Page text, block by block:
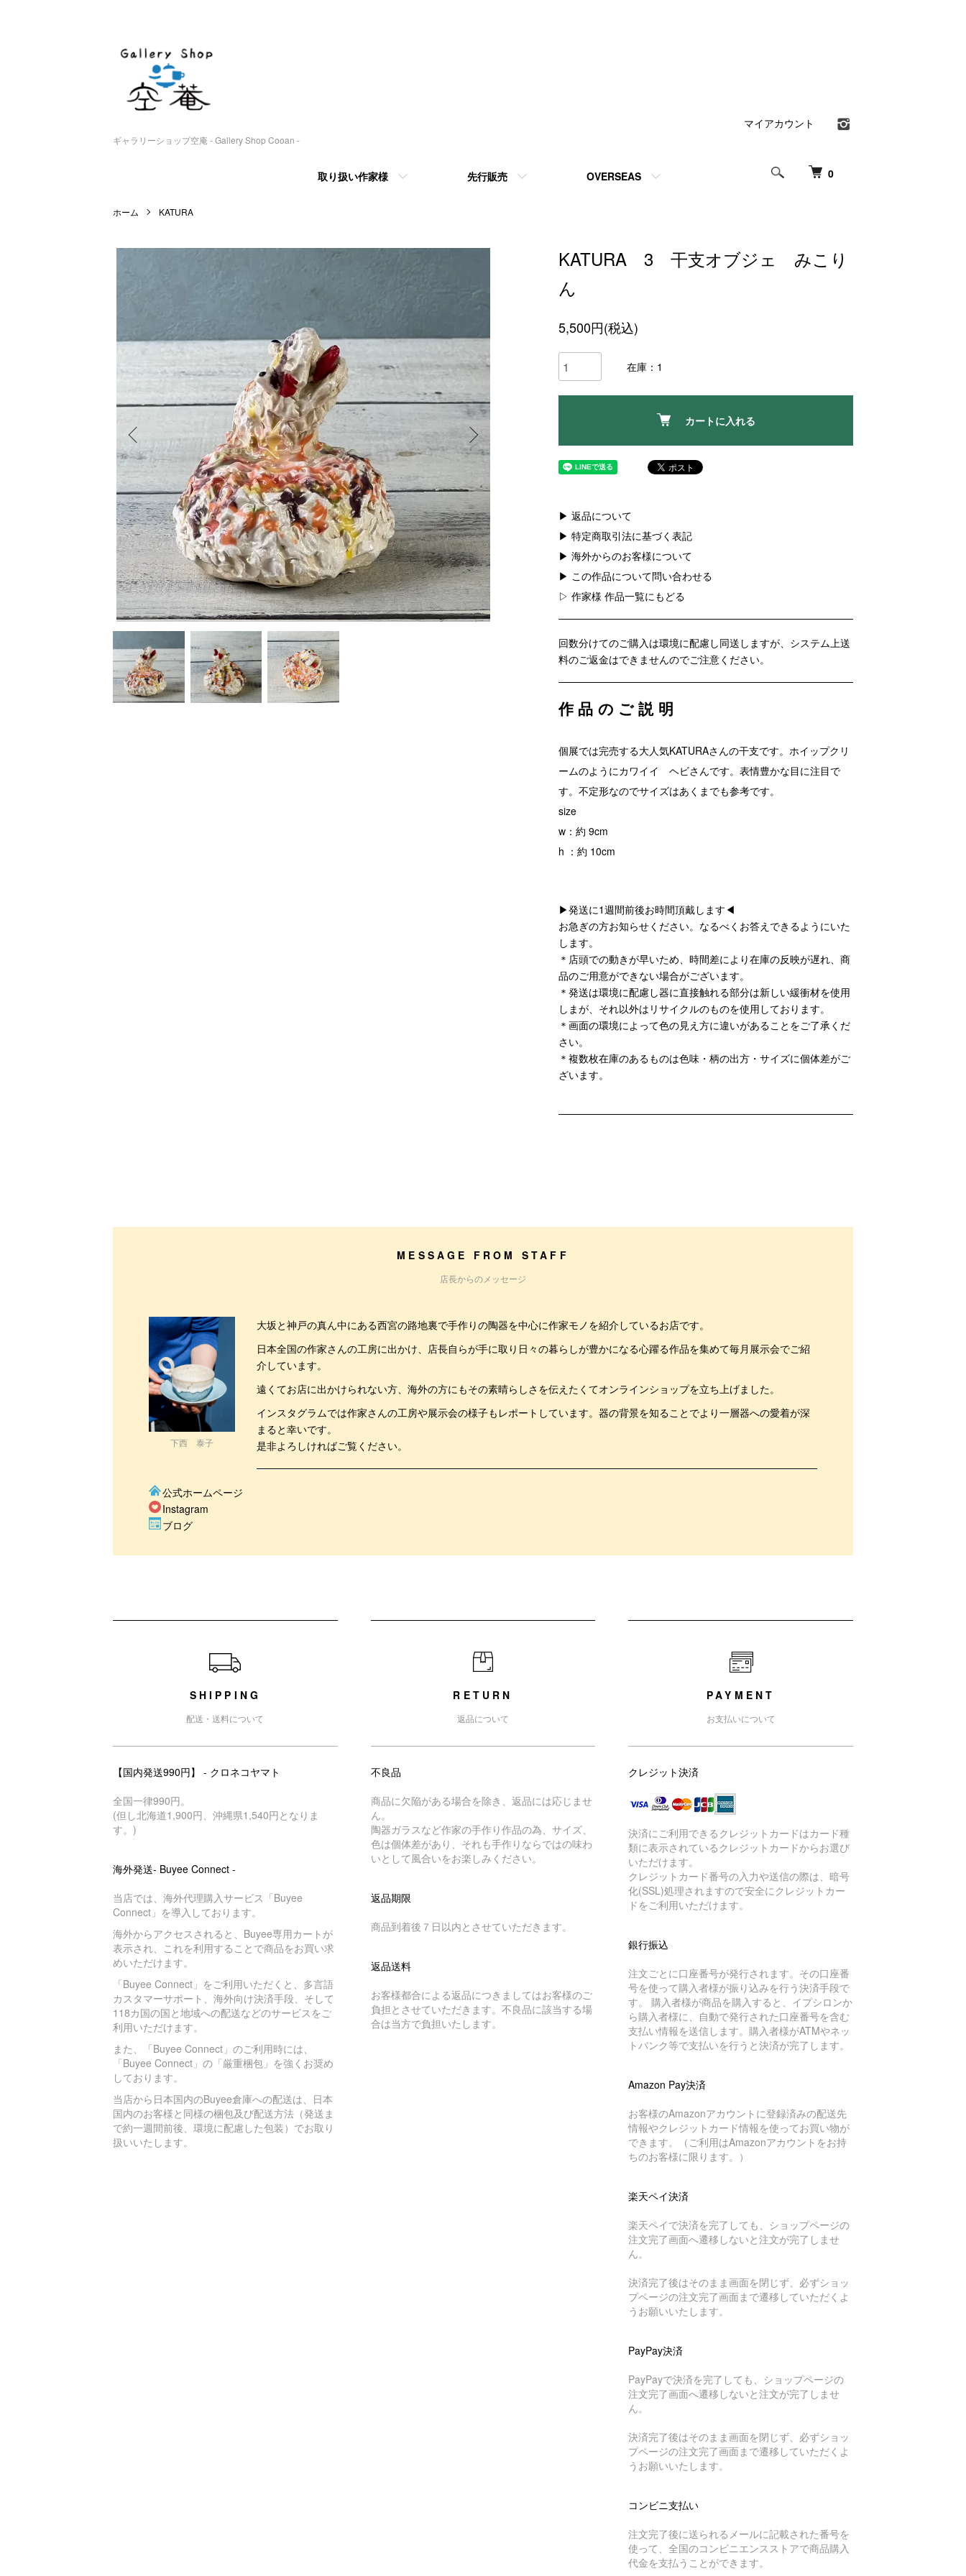
ギャラリーショップ空庵 - Gallery Shop Cooan -
0
取り扱い作家様 先行販売 OVERSEAS
マイアカウント
ホーム KATURA
KATURA 3 干支オブジェ みこり
ん
5,500円(税込)
在庫：1
カートに入れる
▶ 返品について
▶ 特定商取引法に基づく表記
▶ 海外からのお客様について
▶ この作品について問い合わせる
▷ 作家様 作品一覧にもどる
回数分けてのご購入は環境に配慮し同送しますが、システム上送
料のご返金はできませんのでご注意ください。
作品のご説明
個展では完売する大人気KATURAさんの干支です。ホイップクリ
ームのようにカワイイ ヘビさんです。表情豊かな目に注目で
す。不定形なのでサイズはあくまでも参考です。
size
w：約 9cm
h ：約 10cm
▶発送に1週間前後お時間頂戴します◀
お急ぎの方お知らせください。なるべくお答えできるようにいた
します。
＊店頭での動きが早いため、時間差により在庫の反映が遅れ、商
品のご用意ができない場合がございます。
＊発送は環境に配慮し器に直接触れる部分は新しい緩衝材を使用
しまが、それ以外はリサイクルのものを使用しております。
＊画面の環境によって色の見え方に違いがあることをご了承くだ
さい。
＊複数枚在庫のあるものは色味・柄の出方・サイズに個体差がご
ざいます。
MESSAGE FROM STAFF
店長からのメッセージ
下西 泰子
大坂と神戸の真ん中にある西宮の路地裏で手作りの陶器を中心に作家モノを紹介しているお店です。
日本全国の作家さんの工房に出かけ、店長自らが手に取り日々の暮らしが豊かになる心躍る作品を集めて毎月展示会でご紹
介しています。
遠くてお店に出かけられない方、海外の方にもその素晴らしさを伝えたくてオンラインショップを立ち上げました。
インスタグラムでは作家さんの工房や展示会の様子もレポートしています。器の背景を知ることでより一層器への愛着が深
まると幸いです。
是非よろしければご覧ください。
公式ホームページ
Instagram
ブログ
SHIPPING
配送・送料について
【国内発送990円】 - クロネコヤマト
全国一律990円。
(但し北海道1,900円、沖縄県1,540円となりま
す。)
海外発送- Buyee Connect -
当店では、海外代理購入サービス「Buyee
Connect」を導入しております。
海外からアクセスされると、Buyee専用カートが
表示され、これを利用することで商品をお買い求
めいただけます。
「Buyee Connect」をご利用いただくと、多言語
カスタマーサポート、海外向け決済手段、そして
118カ国の国と地域への配送などのサービスをご
利用いただけます。
また、「Buyee Connect」のご利用時には、
「Buyee Connect」の「厳重梱包」を強くお奨め
しております。
当店から日本国内のBuyee倉庫への配送は、日本
国内のお客様と同様の梱包及び配送方法（発送ま
で約一週間前後、環境に配慮した包装）でお取り
扱いいたします。
RETURN
返品について
不良品
商品に欠陥がある場合を除き、返品には応じませ
ん。
陶器ガラスなど作家の手作り作品の為、サイズ、
色は個体差があり、それも手作りならではの味わ
いとして風合いをお楽しみください。
返品期限
商品到着後７日以内とさせていただきます。
返品送料
お客様都合による返品につきましてはお客様のご
負担とさせていただきます。不良品に該当する場
合は当方で負担いたします。
PAYMENT
お支払いについて
クレジット決済
決済にご利用できるクレジットカードはカード種
類に表示されているクレジットカードからお選び
いただけます。
クレジットカード番号の入力や送信の際は、暗号
化(SSL)処理されますので安全にクレジットカー
ドをご利用いただけます。
銀行振込
注文ごとに口座番号が発行されます。その口座番
号を使って購入者様が振り込みを行う決済手段で
す。 購入者様が商品を購入すると、イプシロンか
ら購入者様に、自動で発行された口座番号を含む
支払い情報を送信します。購入者様がATMやネッ
トバンク等で支払いを行うと決済が完了します。
Amazon Pay決済
お客様のAmazonアカウントに登録済みの配送先
情報やクレジットカード情報を使ってお買い物が
できます。（ご利用はAmazonアカウントをお持
ちのお客様に限ります。）
楽天ペイ決済
楽天ペイで決済を完了しても、ショップページの
注文完了画面へ遷移しないと注文が完了しませ
ん。
決済完了後はそのまま画面を閉じず、必ずショッ
プページの注文完了画面まで遷移していただくよ
うお願いいたします。
PayPay決済
PayPayで決済を完了しても、ショップページの
注文完了画面へ遷移しないと注文が完了しませ
ん。
決済完了後はそのまま画面を閉じず、必ずショッ
プページの注文完了画面まで遷移していただくよ
うお願いいたします。
コンビニ支払い
注文完了後に送られるメールに記載された番号を
使って、全国のコンビニエンスストアで商品購入
代金を支払うことができます。